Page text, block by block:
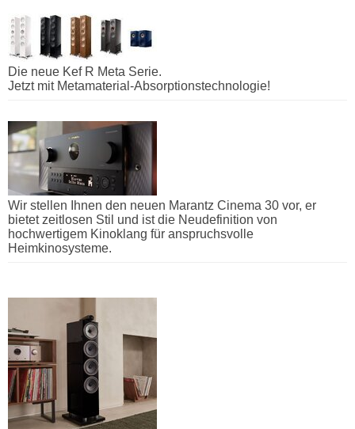
Die neue Kef R Meta Serie.
Jetzt mit Metamaterial-Absorptionstechnologie!
Wir stellen Ihnen den neuen Marantz Cinema 30 vor, er
bietet zeitlosen Stil und ist die Neudefinition von
hochwertigem Kinoklang für anspruchsvolle
Heimkinosysteme.